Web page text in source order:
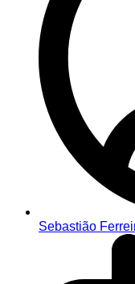
Sebastião